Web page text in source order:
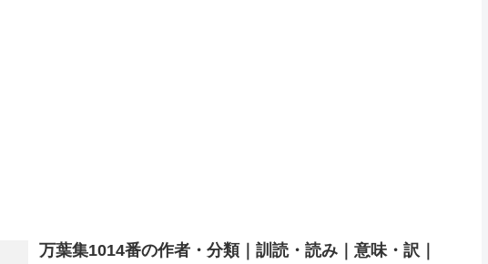
万葉集1014番の作者・分類｜訓読・読み｜意味・訳｜